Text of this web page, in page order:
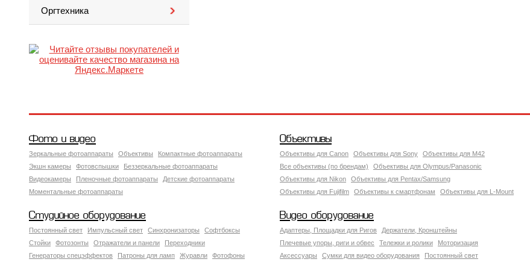
Оргтехника
Фото и видео
Зеркальные фотоаппараты Объективы
Компактные фотоаппараты
Экшн камеры
Фотовспышки
Беззеркальные фотоаппараты
Видеокамеры
Пленочные фотоаппараты
Детские фотоаппараты
Моментальные фотоаппараты
Объективы
Объективы для Canon Объективы для Sony
Объективы для M42
Все объективы (по брендам)
Объективы для Olympus/Panasonic
Объективы для Nikon
Объективы для Pentax/Samsung
Объективы для Fujifilm
Объективы к смартфонам Объективы для L-Mount
Студийное оборудование
Постоянный свет Импульсный свет Синхронизаторы
Софтбоксы
Стойки
Фотозонты Отражатели и панели
Переходники
Генераторы спецэффектов
Патроны для ламп Журавли
Фотофоны
Видео оборудование
Адаптеры, Площадки для Ригов
Держатели, Кронштейны
Плечевые упоры, риги и обвес
Тележки и ролики
Моторизация
Аксессуары
Сумки для видео оборудования
Постоянный свет